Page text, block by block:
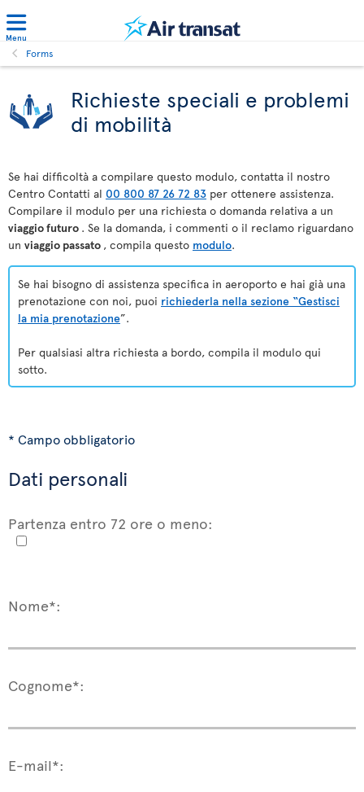
Menu
Forms
Richieste speciali e problemi
di mobilità
Se hai difficoltà a compilare questo modulo, contatta il nostro
Centro Contatti al 00 800 87 26 72 83 per ottenere assistenza.
Compilare il modulo per una richiesta o domanda relativa a un
viaggio futuro . Se la domanda, i commenti o il reclamo riguardano
un viaggio passato , compila questo modulo.
Se hai bisogno di assistenza specifica in aeroporto e hai già una
prenotazione con noi, puoi richiederla nella sezione “Gestisci
la mia prenotazione”.
Per qualsiasi altra richiesta a bordo, compila il modulo qui
sotto.
* Campo obbligatorio
Dati personali
Partenza entro 72 ore o meno:
Nome*:
Cognome*:
E-mail*: